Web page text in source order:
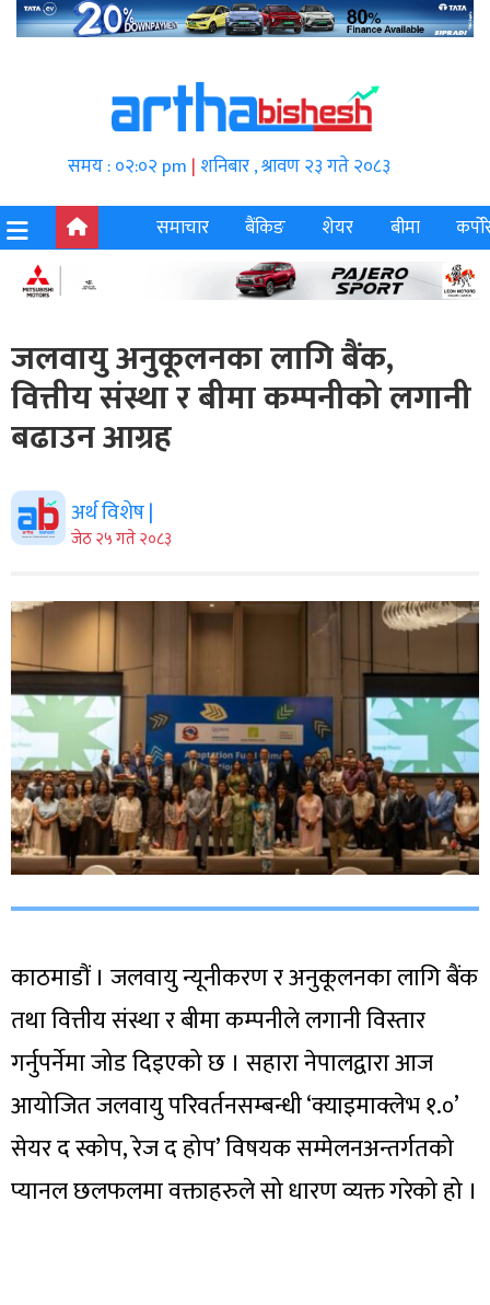
समय : ०२:०२ pm | शनिबार , श्रावण २३ गते २०८३
समाचार
बैंकिङ शेयर बीमा
जलवायु अनुकूलनका लागि बैंक,
वित्तीय संस्था र बीमा कम्पनीको लगानी
बढाउन आग्रह
अर्थ विशेष |
जेठ २५ गते २०८३
काठमाडौं । जलवायु न्यूनीकरण र अनुकूलनका लागि बैंक
तथा वित्तीय संस्था र बीमा कम्पनीले लगानी विस्तार
गर्नुपर्नेमा जोड दिइएको छ । सहारा नेपालद्वारा आज
आयोजित जलवायु परिवर्तनसम्बन्धी ‘क्याइमाक्लेभ १.०’
सेयर द स्कोप, रेज द होप’ विषयक सम्मेलनअन्तर्गतको
प्यानल छलफलमा वक्ताहरुले सो धारण व्यक्त गरेको हो ।